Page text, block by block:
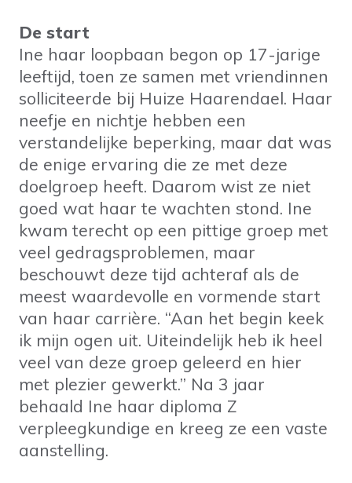
De start
Ine haar loopbaan begon op 17-jarige
leeftijd, toen ze samen met vriendinnen
solliciteerde bij Huize Haarendael. Haar
neefje en nichtje hebben een
verstandelijke beperking, maar dat was
de enige ervaring die ze met deze
doelgroep heeft. Daarom wist ze niet
goed wat haar te wachten stond. Ine
kwam terecht op een pittige groep met
veel gedragsproblemen, maar
beschouwt deze tijd achteraf als de
meest waardevolle en vormende start
van haar carrière. “Aan het begin keek
ik mijn ogen uit. Uiteindelijk heb ik heel
veel van deze groep geleerd en hier
met plezier gewerkt.” Na 3 jaar
behaald Ine haar diploma Z
verpleegkundige en kreeg ze een vaste
aanstelling.